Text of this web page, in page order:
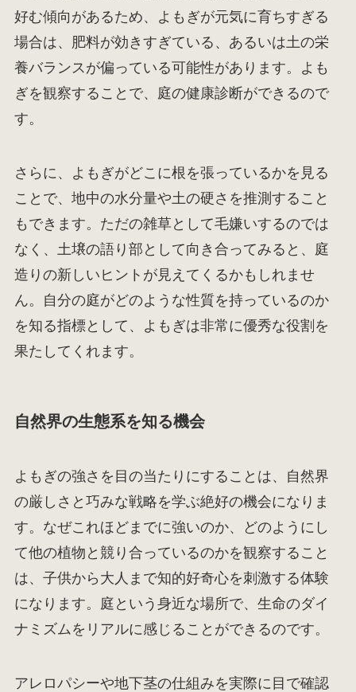
好む傾向があるため、よもぎが元気に育ちすぎる
場合は、肥料が効きすぎている、あるいは土の栄
養バランスが偏っている可能性があります。よも
ぎを観察することで、庭の健康診断ができるので
す。
さらに、よもぎがどこに根を張っているかを見る
ことで、地中の水分量や土の硬さを推測すること
もできます。ただの雑草として毛嫌いするのでは
なく、土壌の語り部として向き合ってみると、庭
造りの新しいヒントが見えてくるかもしれませ
ん。自分の庭がどのような性質を持っているのか
を知る指標として、よもぎは非常に優秀な役割を
果たしてくれます。
自然界の生態系を知る機会
よもぎの強さを目の当たりにすることは、自然界
の厳しさと巧みな戦略を学ぶ絶好の機会になりま
す。なぜこれほどまでに強いのか、どのようにし
て他の植物と競り合っているのかを観察すること
は、子供から大人まで知的好奇心を刺激する体験
になります。庭という身近な場所で、生命のダイ
ナミズムをリアルに感じることができるのです。
アレロパシーや地下茎の仕組みを実際に目で確認